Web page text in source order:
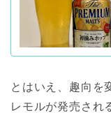
とはいえ、趣向を
レモルが発売され